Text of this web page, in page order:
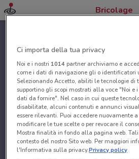
Bricolage
Ci importa della tua privacy
Noi e i nostri 1014partner archiviamo e
come i dati di navigazione gli o identificatori
Selezionando Accetto, abiliti le tecnologie
supportino gli scopi mostrati alla voce "Noi e
dati da fornire". Nel caso in cui queste
disabilitate, alcuni contenuti e annunci
essere rilevanti. Puoi accedere nuovamente
modificare le tue scelte o per revocare il
Mostra finalità in fondo alla pagina web.
contesto del nostro Sito web. Per maggiori
l'Informativa sulla privacy.Privacy policy